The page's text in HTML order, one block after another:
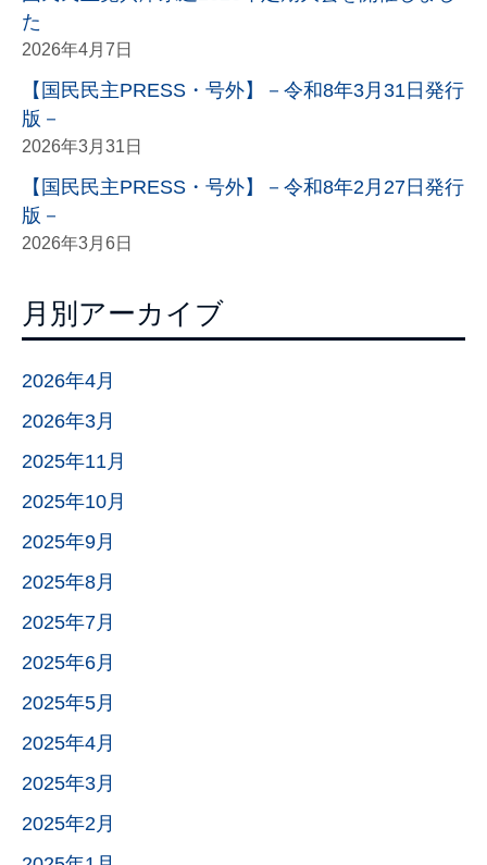
た
2026年4月7日
【国民民主PRESS・号外】－令和8年3月31日発行
版－
2026年3月31日
【国民民主PRESS・号外】－令和8年2月27日発行
版－
2026年3月6日
月別アーカイブ
2026年4月
2026年3月
2025年11月
2025年10月
2025年9月
2025年8月
2025年7月
2025年6月
2025年5月
2025年4月
2025年3月
2025年2月